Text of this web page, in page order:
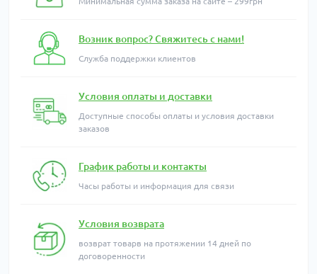
Возник вопрос? Свяжитесь с нами!
Служба поддержки клиентов
Условия оплаты и доставки
Доступные способы оплаты и условия доставки
заказов
График работы и контакты
Часы работы и информация для связи
Условия возврата
возврат товарв на протяжении 14 дней по
договоренности